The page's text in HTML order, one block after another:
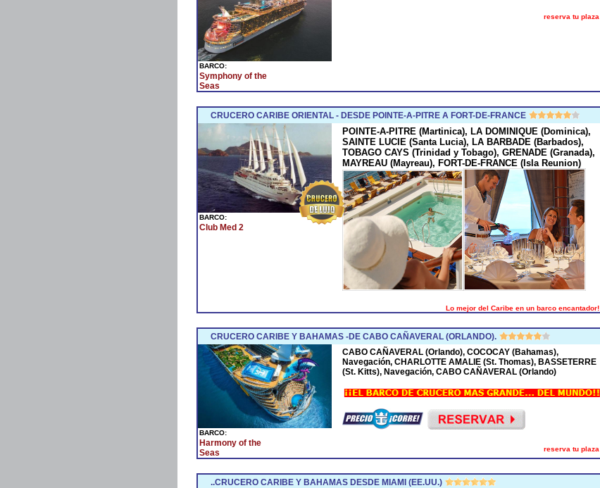
BARCO:
Symphony of the
Seas
reserva tu plaza
CRUCERO CARIBE ORIENTAL - DESDE POINTE-A-PITRE A FORT-DE-FRANCE
BARCO:
Club Med 2
POINTE-A-PITRE (Martinica), LA DOMINIQUE (Dominica),
SAINTE LUCIE (Santa Lucia), LA BARBADE (Barbados),
TOBAGO CAYS (Trinidad y Tobago), GRENADE (Granada),
MAYREAU (Mayreau), FORT-DE-FRANCE (Isla Reunion)
Lo mejor del Caribe en un barco encantador!
CRUCERO CARIBE Y BAHAMAS -DE CABO CAÑAVERAL (ORLANDO).
BARCO:
Harmony of the
Seas
CABO CAÑAVERAL (Orlando), COCOCAY (Bahamas),
Navegación, CHARLOTTE AMALIE (St. Thomas), BASSETERRE
(St. Kitts), Navegación, CABO CAÑAVERAL (Orlando)
reserva tu plaza
..CRUCERO CARIBE Y BAHAMAS DESDE MIAMI (EE.UU.)